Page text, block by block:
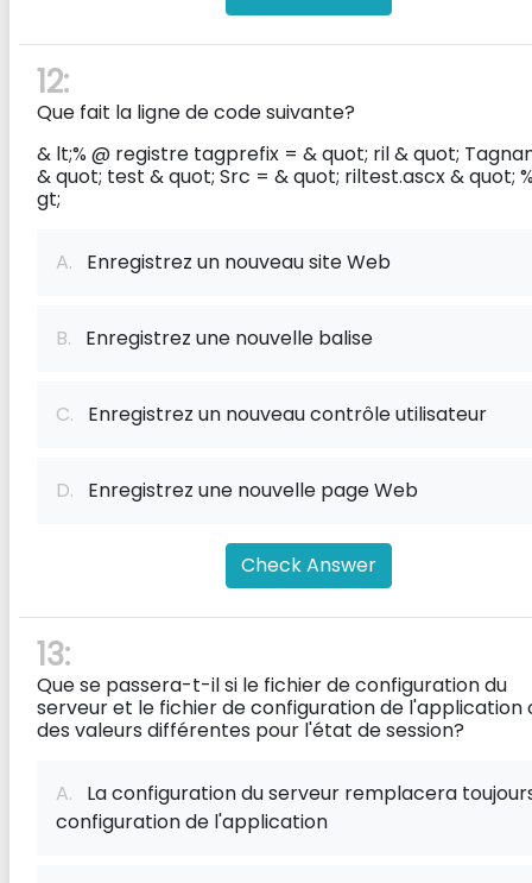
12:
Que fait la ligne de code suivante?
& lt;% @ registre tagprefix = & quot; ril & quot;
& quot; test & quot; Src = & quot; riltest.ascx & quot;
gt;
A. Enregistrez un nouveau site Web
B. Enregistrez une nouvelle balise
C. Enregistrez un nouveau contrôle utilisateur
D. Enregistrez une nouvelle page Web
Check Answer
13:
Que se passera-t-il si le fichier de configuration du
serveur et le fichier de configuration de l'application
des valeurs différentes pour l'état de session?
A. La configuration du serveur remplacera
configuration de l'application